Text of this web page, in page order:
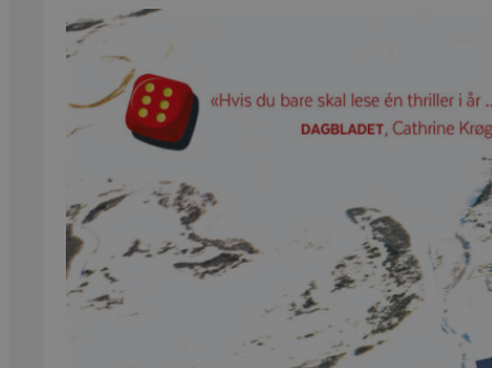
Samfunn
Skjønnlitteratur
Krim
Noveller
Roman
Tegneserier